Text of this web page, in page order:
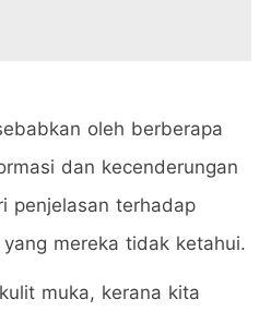
oleh berberapa
dan kecenderungan
penjelasan terhadap
mereka tidak ketahui.
muka, kerana kita